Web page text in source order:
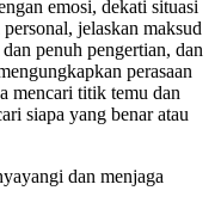
emosi, dekati situasi
jelaskan maksud
penuh pengertian, dan
perasaan
mencari titik temu dan
siapa yang benar atau
dan menjaga